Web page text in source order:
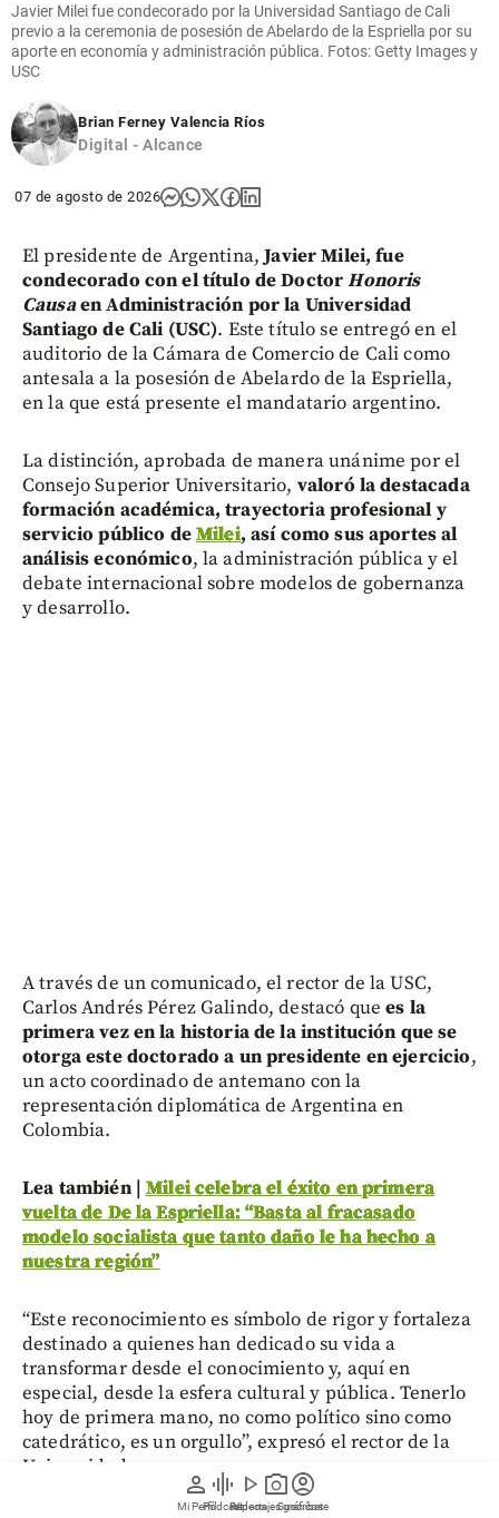
person
Mi Perfil
graphic_eq
Pódcast
play_arrow
Videos
photo_camera
Reportajes gráficos
account_circle
Suscríbete
Javier Milei fue condecorado por la Universidad Santiago de Cali
previo a la ceremonia de posesión de Abelardo de la Espriella por su
aporte en economía y administración pública. Fotos: Getty Images y
USC
Brian Ferney Valencia Ríos
Digital - Alcance
07 de agosto de 2026
El presidente de Argentina,Javier Milei, fue
condecorado con el título de DoctorHonoris
Causaen Administración por la Universidad
Santiago de Cali (USC). Este título se entregó en el
auditorio de la Cámara de Comercio de Cali como
antesala a la posesión de Abelardo de la Espriella,
en la que está presente el mandatario argentino.
La distinción, aprobada de manera unánime por el
Consejo Superior Universitario, valoró la destacada
formación académica, trayectoria profesional y
servicio público deMilei, así como sus aportes al
análisis económico, la administración pública y el
debate internacional sobre modelos de gobernanza
y desarrollo.
A través de un comunicado, el rector de la USC,
Carlos Andrés Pérez Galindo, destacó que es la
primera vez en la historia de la institución que se
otorga este doctorado a un presidente en ejercicio,
un acto coordinado de antemano con la
representación diplomática de Argentina en
Colombia.
Lea también |Milei celebra el éxito en primera
vuelta de De la Espriella: “Basta al fracasado
modelo socialista que tanto daño le ha hecho a
nuestra región”
“Este reconocimiento es símbolo de rigor y fortaleza
destinado a quienes han dedicado su vida a
transformar desde el conocimiento y, aquí en
especial, desde la esfera cultural y pública. Tenerlo
hoy de primera mano, no como político sino como
catedrático, es un orgullo”, expresó el rector de la
Universidad.